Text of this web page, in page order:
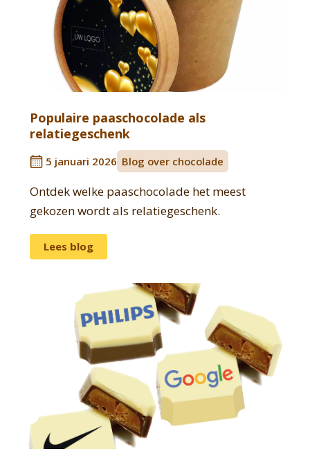
Populaire paaschocolade als
relatiegeschenk
5 januari 2026 Blog over chocolade
Ontdek welke paaschocolade het meest
gekozen wordt als relatiegeschenk.
Lees blog